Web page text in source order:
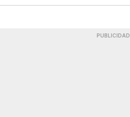
PUBLICIDAD